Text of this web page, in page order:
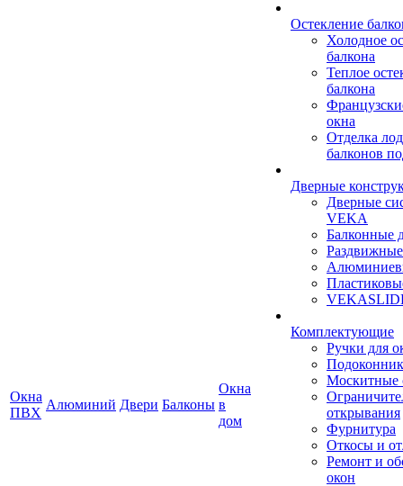
Окна
ПВХ
Алюминий Двери Балконы
Окна
в
дом
Остекление
Холодное
балкона
Теплое
балкона
окна
Отделка
балконов
Дверные
Дверные
VEKA
Балконные
Комплектующие
Ручки для
Москитные
открывания
Фурнитура
Откосы и
Ремонт и
окон